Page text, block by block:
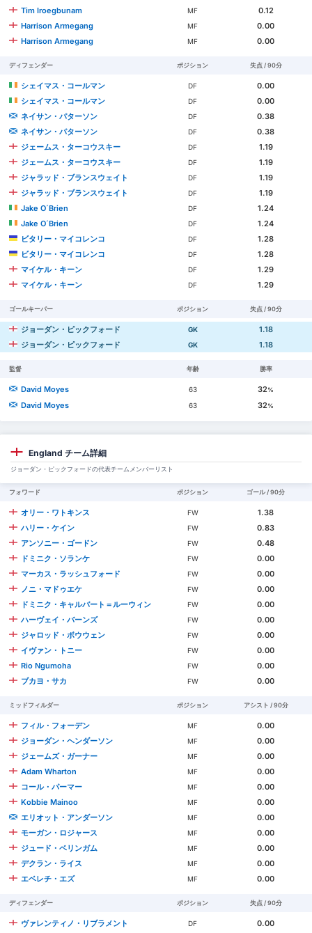
Tim Iroegbunam MF
0.12
Harrison Armegang
MF
0.00
Harrison Armegang
MF 0.00
ディフェンダー ポジション 失点 / 90分
シェイマス・コールマン DF
0.00
シェイマス・コールマン
DF
0.00
ネイサン・パターソン
DF
0.38
ネイサン・パターソン
DF
0.38
ジェームス・ターコウスキー
DF
1.19
ジェームス・ターコウスキー
DF
1.19
ジャラッド・ブランスウェイト
DF
1.19
ジャラッド・ブランスウェイト
DF
1.19
Jake O´Brien
DF
1.24
Jake O´Brien
DF
1.24
ビタリー・マイコレンコ
DF
1.28
ビタリー・マイコレンコ
DF
1.28
マイケル・キーン
DF
1.29
マイケル・キーン
DF 1.29
ゴールキーパー ポジション 失点 / 90分
ジョーダン・ピックフォード GK
1.18
ジョーダン・ピックフォード
GK 1.18
監督 年齢 勝率
David Moyes 63 32%
David Moyes 63 32%
England チーム詳細
ジョーダン・ピックフォードの代表チームメンバーリスト
フォワード ポジション ゴール / 90分
オリー・ワトキンス FW
1.38
ハリー・ケイン
FW
0.83
アンソニー・ゴードン
FW
0.48
ドミニク・ソランケ
FW
0.00
マーカス・ラッシュフォード
FW
0.00
ノニ・マドゥエケ
FW
0.00
ドミニク・キャルバート＝ルーウィン
FW
0.00
ハーヴェイ・バーンズ
FW
0.00
ジャロッド・ボウウェン
FW
0.00
イヴァン・トニー
FW
0.00
Rio Ngumoha
FW
0.00
ブカヨ・サカ
FW 0.00
ミッドフィルダー ポジション アシスト / 90分
フィル・フォーデン MF
0.00
ジョーダン・ヘンダーソン
MF
0.00
ジェームズ・ガーナー
MF
0.00
Adam Wharton
MF
0.00
コール・パーマー
MF
0.00
Kobbie Mainoo
MF
0.00
エリオット・アンダーソン
MF
0.00
モーガン・ロジャース
MF
0.00
ジュード・ベリンガム
MF
0.00
デクラン・ライス
MF
0.00
エベレチ・エズ
MF 0.00
ディフェンダー ポジション 失点 / 90分
ヴァレンティノ・リブラメント DF
0.00